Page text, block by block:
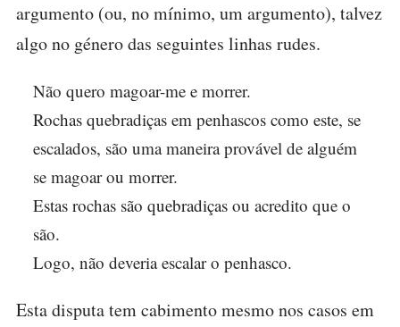
argumento (ou, no mínimo, um argumento), talvez
algo no género das seguintes linhas rudes.
Não quero magoar-me e morrer.
Rochas quebradiças em penhascos como este, se
escalados, são uma maneira provável de alguém
se magoar ou morrer.
Estas rochas são quebradiças ou acredito que o
são.
Logo, não deveria escalar o penhasco.
Esta disputa tem cabimento mesmo nos casos em